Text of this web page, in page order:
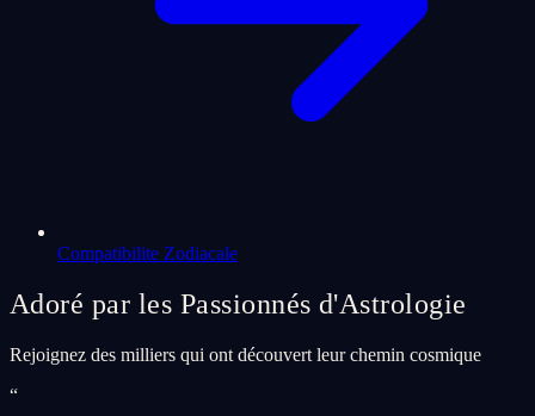
Compatibilite Zodiacale
Adoré par les Passionnés d'Astrologie
Rejoignez des milliers qui ont découvert leur chemin cosmique
“